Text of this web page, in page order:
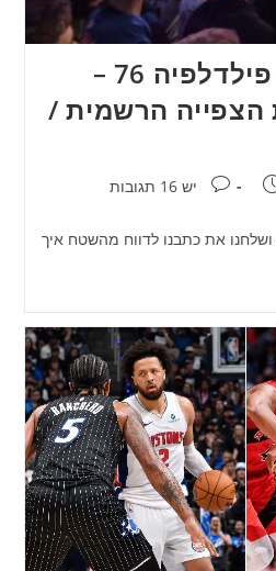
ניו יורק ניקס – פילדלפיה 76 –
הצפייה הרשמית /
תגובות:
יש 16 תגובות
את כתבנו לדווח מהשטח איך